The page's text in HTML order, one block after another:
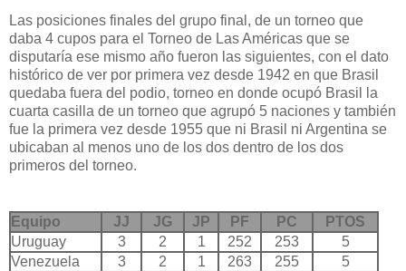
Las posiciones finales del grupo final, de un torneo que
daba 4 cupos para el Torneo de Las Américas que se
disputaría ese mismo año fueron las siguientes, con el dato
histórico de ver por primera vez desde 1942 en que Brasil
quedaba fuera del podio, torneo en donde ocupó Brasil la
cuarta casilla de un torneo que agrupó 5 naciones y también
fue la primera vez desde 1955 que ni Brasil ni Argentina se
ubicaban al menos uno de los dos dentro de los dos
primeros del torneo.
Equipo JJ JG JP PF PC
PTOS
Uruguay
3 2 1 252 253
5
Venezuela
3 2 1 263 255
5